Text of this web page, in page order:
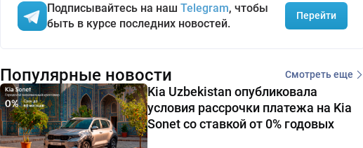
Подписывайтесь на наш Telegram, чтобы
быть в курсе последних новостей.
Перейти
Популярные новости Смотреть еще
Kia Uzbekistan опубликовала
условия рассрочки платежа на Kia
Sonet со ставкой от 0% годовых